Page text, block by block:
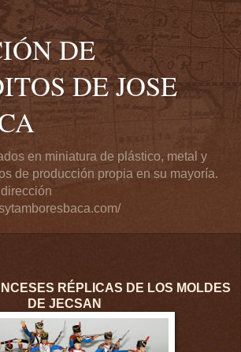
DE
DE JOSE
en miniatura de plástico, metal y
de producción propia en su mayoría.
RÉPLICAS DE LOS MOLDES
DE JECSAN